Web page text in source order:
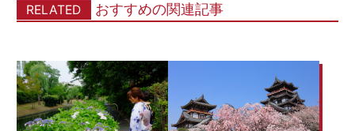
RELATED おすすめの関連記事